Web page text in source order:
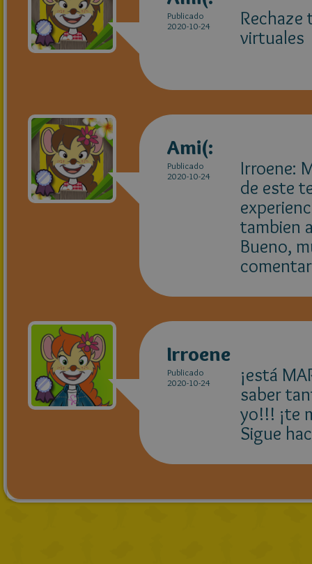
Publicado
2020-10-24
Rechaze
virtuales
Ami(:
Publicado
2020-10-24
Irroene:
de este
tambien
Bueno,
Irroene
Publicado
2020-10-24
¡está
saber
yo!!! ¡te
Sigue